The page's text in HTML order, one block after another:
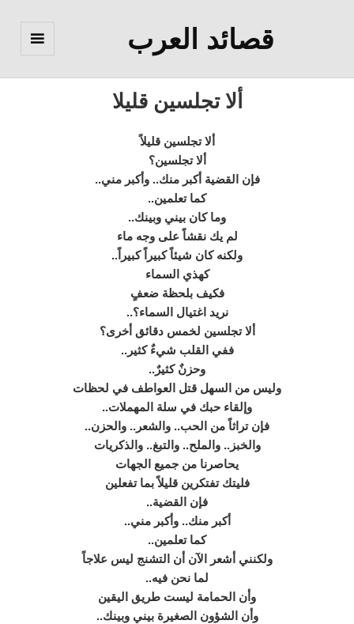
قصائد العرب
ألا تجلسين قليلا
ألا تجلسين قليلاً
ألا تجلسين؟
فإن القضية أكبر منك.. وأكبر مني..
كما تعلمين..
وما كان بيني وبينك..
لم يك نقشاً على وجه ماء
ولكنه كان شيئاً كبيراً كبيراً..
كهذي السماء
فكيف بلحظة ضعفٍ
نريد اغتيال السماء؟..
ألا تجلسين لخمس دقائق أخرى؟
ففي القلب شيءٌ كثير..
وحزنٌ كثيرٌ..
وليس من السهل قتل العواطف في لحظات
وإلقاء حبك في سلة المهملات..
فإن تراثاً من الحب.. والشعر.. والحزن..
والخبز.. والملح.. والتبغ.. والذكريات
يحاصرنا من جميع الجهات
فليتك تفتكرين قليلاً بما تفعلين
فإن القضية..
أكبر منك.. وأكبر مني..
كما تعلمين..
ولكنني أشعر الآن أن التشنج ليس علاجاً
لما نحن فيه..
وأن الحمامة ليست طريق اليقين
وأن الشؤون الصغيرة بيني وبينك..